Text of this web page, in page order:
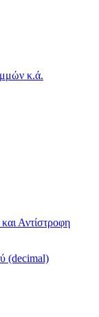
κ.ά.
Αντίστροφη
(decimal)